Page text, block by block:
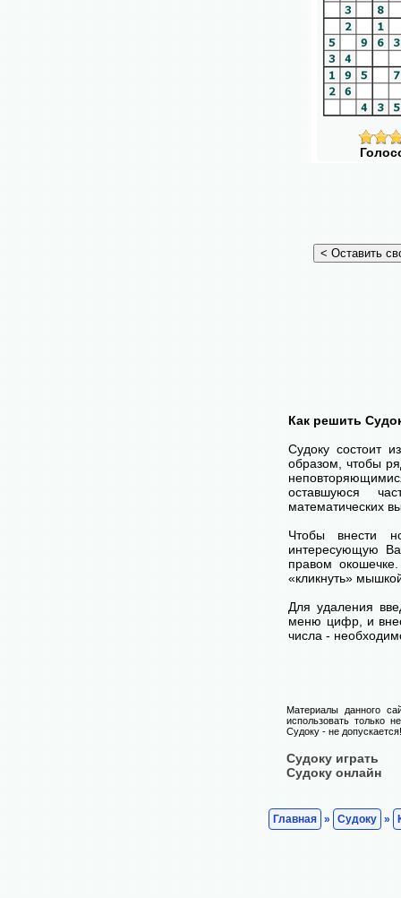
Как решить
Судоку состоит
образом, чтобы
оставшуюся
математических
Чтобы внести
интересующую
правом
«кликнуть»
Для удаления
меню цифр, и
числа -
Материалы данного
использовать только
Судоку - не допускается!
Судоку играть
Судоку онлайн
Главная » Судоку »